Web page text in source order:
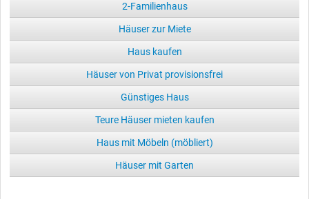
2-Familienhaus
Häuser zur Miete
Haus kaufen
Häuser von Privat provisionsfrei
Günstiges Haus
Teure Häuser mieten kaufen
Haus mit Möbeln (möbliert)
Häuser mit Garten